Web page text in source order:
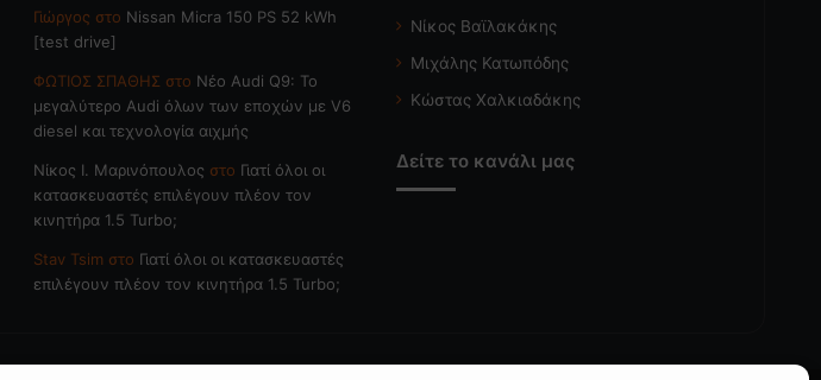
Γιώργος στο Nissan Micra 150 PS 52 kWh
[test drive]
ΦΩΤΙΟΣ ΣΠΑΘΗΣ στο Νέο Audi Q9: Το
μεγαλύτερο Audi όλων των εποχών με V6
diesel και τεχνολογία αιχμής
Nίκος Ι. Mαρινόπουλος στο Γιατί όλοι οι
κατασκευαστές επιλέγουν πλέον τον
κινητήρα 1.5 Turbo;
Stav Tsim στο Γιατί όλοι οι κατασκευαστές
επιλέγουν πλέον τον κινητήρα 1.5 Turbo;
Νίκος Βαϊλακάκης
Μιχάλης Κατωπόδης
Κώστας Χαλκιαδάκης
Δείτε το κανάλι μας